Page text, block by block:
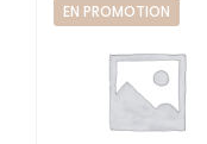
EN PROMOTION